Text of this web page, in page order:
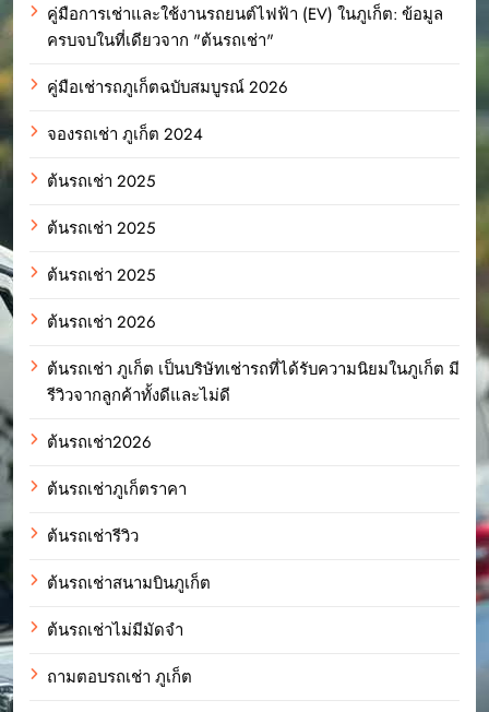
คู่มือการเช่าและใช้งานรถยนต์ไฟฟ้า (EV) ในภูเก็ต: ข้อมูล
ครบจบในที่เดียวจาก "ต้นรถเช่า"
คู่มือเช่ารถภูเก็ตฉบับสมบูรณ์ 2026
จองรถเช่า ภูเก็ต 2024
ต้นรถเช่า 2025
ต้นรถเช่า 2025
ต้นรถเช่า 2025
ต้นรถเช่า 2026
ต้นรถเช่า ภูเก็ต เป็นบริษัทเช่ารถที่ได้รับความนิยมในภูเก็ต มี
รีวิวจากลูกค้าทั้งดีและไม่ดี
ต้นรถเช่า2026
ต้นรถเช่าภูเก็ตราคา
ต้นรถเช่ารีวิว
ต้นรถเช่าสนามบินภูเก็ต
ต้นรถเช่าไม่มีมัดจำ
ถามตอบรถเช่า ภูเก็ต